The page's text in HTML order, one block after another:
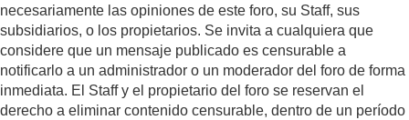
necesariamente las opiniones de este foro, su Staff, sus
subsidiarios, o los propietarios. Se invita a cualquiera que
considere que un mensaje publicado es censurable a
notificarlo a un administrador o un moderador del foro de forma
inmediata. El Staff y el propietario del foro se reservan el
derecho a eliminar contenido censurable, dentro de un período